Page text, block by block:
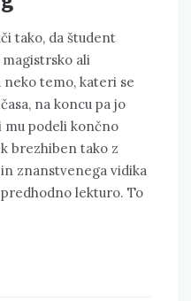
tako, da študent
ali
temo, kateri se
na koncu pa jo
mu podeli končno
brezhiben tako z
znanstvenega vidika
lekturo. To